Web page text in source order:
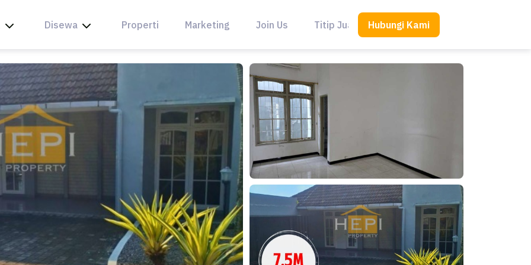
Disewa Properti Marketing Join Us Titip Jual Hubungi Kami